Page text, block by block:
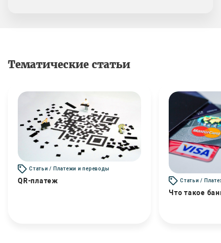
Тематические статьи
Статьи / Платежи и переводы
QR-платеж Статьи /
Что такое